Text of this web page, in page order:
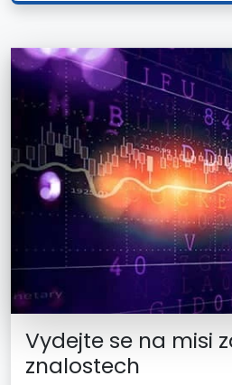
Vydejte se na misi
znalostech